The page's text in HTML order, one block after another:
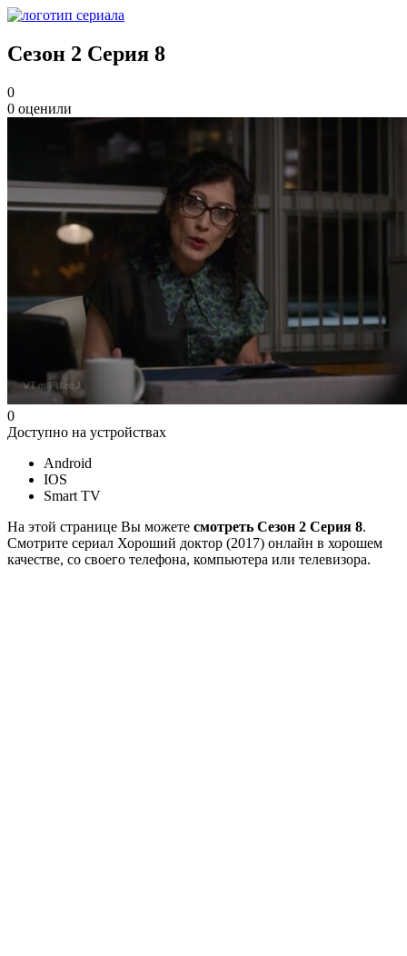
Сезон 2 Серия 8
0
0 оценили
0
Доступно на устройствах
Android
IOS
Smart TV
На этой странице Вы можете смотреть Сезон 2 Серия 8.
Смотрите сериал Хороший доктор (2017) онлайн в хорошем
качестве, со своего телефона, компьютера или телевизора.